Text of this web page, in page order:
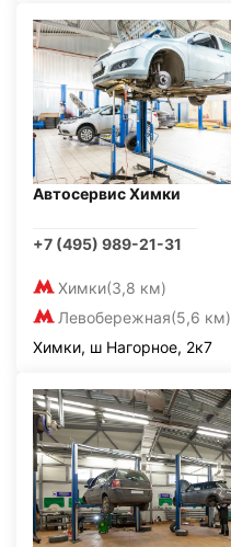
Автосервис Химки
+7 (495) 989-21-31
Химки(3,8 км)
Левобережная(5,6 км)
Химки, ш Нагорное, 2к7